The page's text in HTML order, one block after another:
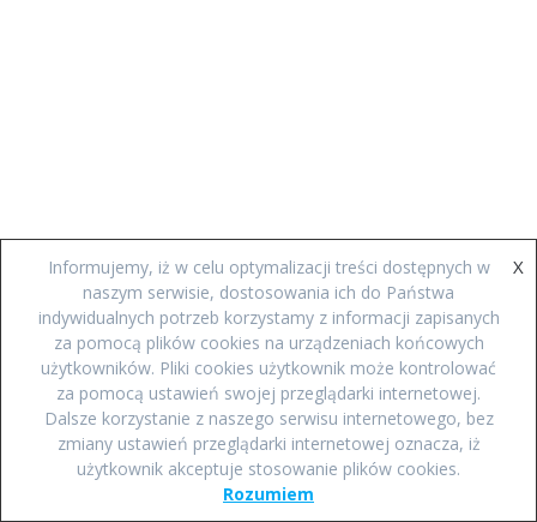
Informujemy, iż w celu optymalizacji treści dostępnych w
naszym serwisie, dostosowania ich do Państwa
indywidualnych potrzeb korzystamy z informacji zapisanych
za pomocą plików cookies na urządzeniach końcowych
użytkowników. Pliki cookies użytkownik może kontrolować
za pomocą ustawień swojej przeglądarki internetowej.
Dalsze korzystanie z naszego serwisu internetowego, bez
zmiany ustawień przeglądarki internetowej oznacza, iż
użytkownik akceptuje stosowanie plików cookies.
X
Rozumiem